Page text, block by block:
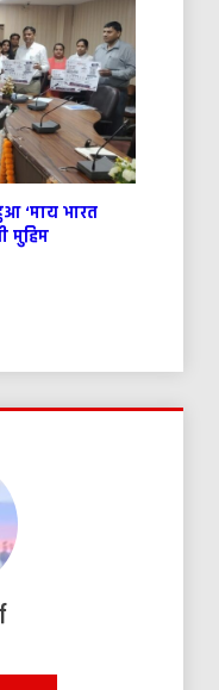
‘माय भारत
मुहिम